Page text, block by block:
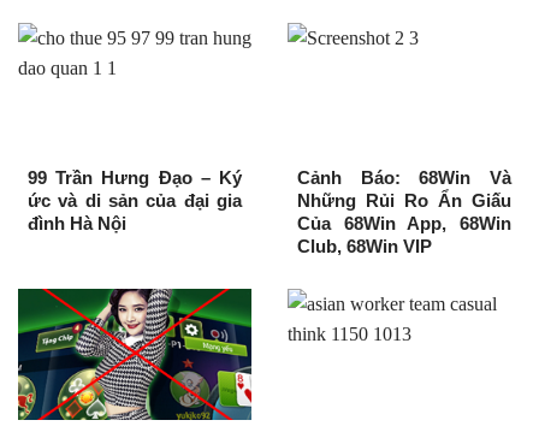
99 Trần Hưng Đạo – Ký
ức và di sản của đại gia
đình Hà Nội
Cảnh Báo: 68Win Và
Những Rủi Ro Ẩn Giấu
Của 68Win App, 68Win
Club, 68Win VIP